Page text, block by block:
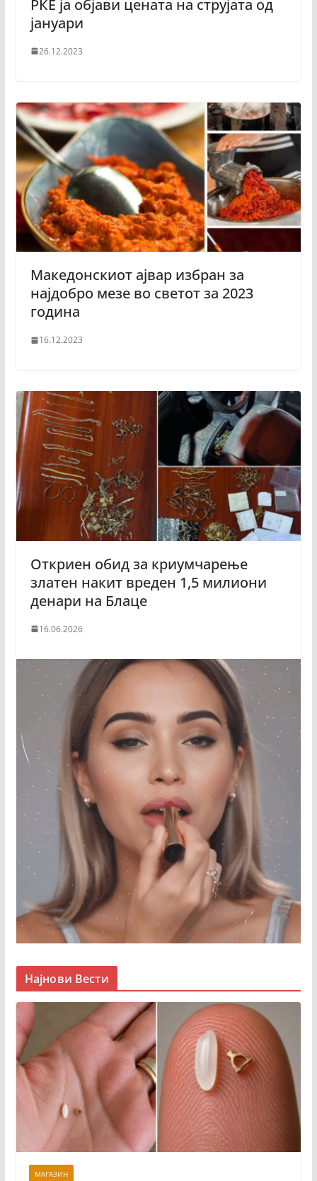
РКЕ ја објави цената на струјата од
јануари
26.12.2023
Македонскиот ајвар избран за
најдобро мезе во светот за 2023
година
16.12.2023
Откриен обид за криумчарење
златен накит вреден 1,5 милиони
денари на Блаце
16.06.2026
Најнови Вести
МАГАЗИН